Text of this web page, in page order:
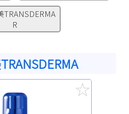
TRANSDERMA
R